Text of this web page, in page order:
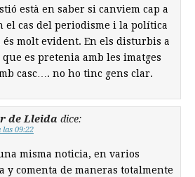
està en saber si canviem cap a
el cas del periodisme i la política
és molt evident. En els disturbis a
es pretenia amb les imatges
casc…. no ho tinc gens clar.
de Lleida dice:
las 09:22
misma noticia, en varios
y comenta de maneras totalmente